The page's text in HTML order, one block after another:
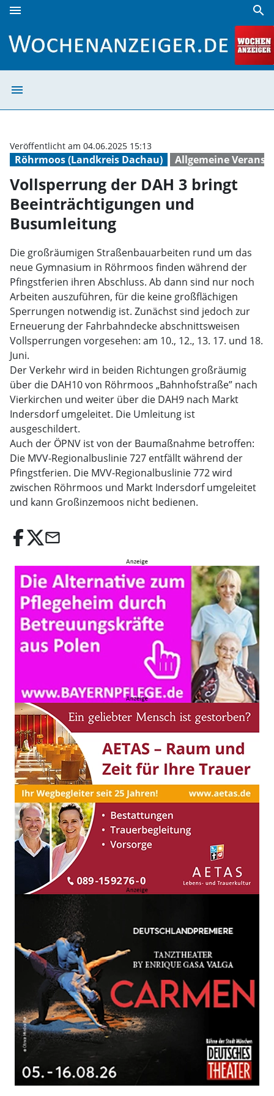
menu search
menu
Röhrmoos (Landkreis Dachau) Allgemeine
Veröffentlicht am 04.06.2025 15:13
Vollsperrung der DAH 3 bringt
Beeinträchtigungen und
Busumleitung
Die großräumigen Straßenbauarbeiten rund um das
neue Gymnasium in Röhrmoos finden während der
Pfingstferien ihren Abschluss. Ab dann sind nur noch
Arbeiten auszuführen, für die keine großflächigen
Sperrungen notwendig ist. Zunächst sind jedoch zur
Erneuerung der Fahrbahndecke abschnittsweisen
Vollsperrungen vorgesehen: am 10., 12., 13. 17. und 18.
Juni.
Der Verkehr wird in beiden Richtungen großräumig
über die DAH10 von Röhrmoos „Bahnhofstraße” nach
Vierkirchen und weiter über die DAH9 nach Markt
Indersdorf umgeleitet. Die Umleitung ist
ausgeschildert.
Auch der ÖPNV ist von der Baumaßnahme betroffen:
Die MVV-Regionalbuslinie 727 entfällt während der
Pfingstferien. Die MVV-Regionalbuslinie 772 wird
zwischen Röhrmoos und Markt Indersdorf umgeleitet
und kann Großinzemoos nicht bedienen.
email